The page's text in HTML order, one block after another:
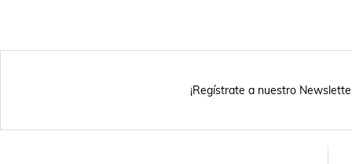
¡Regístrate a nuestro